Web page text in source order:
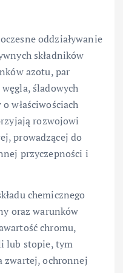
oddziaływanie
składników
azotu, par
śladowych
właściwościach
rozwojowi
prowadzącej do
przyczepności i
chemicznego
oraz warunków
chromu,
lub stopie, tym
zwartej, ochronnej